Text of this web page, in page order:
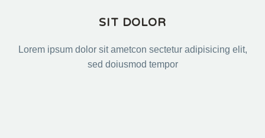
SIT DOLOR
Lorem ipsum dolor sit ametcon sectetur adipisicing elit,
sed doiusmod tempor